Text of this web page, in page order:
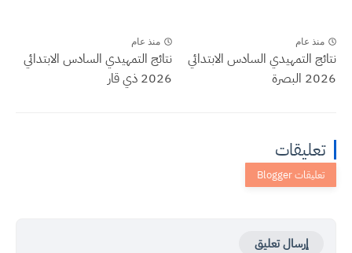
منذ عام
نتائج التمهيدي السادس الابتدائي
2026 البصرة
منذ عام
نتائج التمهيدي السادس الابتدائي
2026 ذي قار
تعليقات
إرسال تعليق